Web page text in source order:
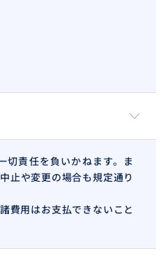
切責任を負いかねます。ま
止や変更の場合も規定通り
費用はお支払できないこと